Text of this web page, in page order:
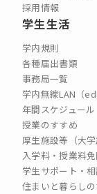
採用情報
学生生活
学内規則
各種届出書類
事務局一覧
学内無線LAN（
年間スケジュール
授業のすすめ
厚生施設等（大学
入学料・授業料
学生サポート・
住まいと暮らし